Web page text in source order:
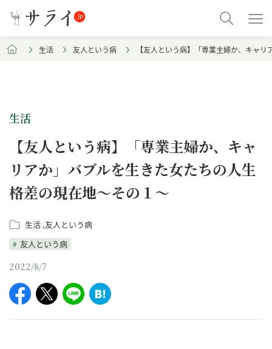
生活 友人という病 【友人という病】「専業主婦か、キャ
生活
【友人という病】「専業主婦か、キャ
リアか」バブルを生きた女たちの人生
格差の現在地～その１～
生活 友人という病
友人という病
2022/8/7